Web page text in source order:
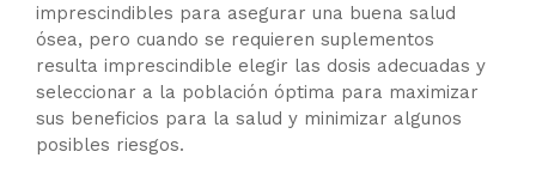
imprescindibles para asegurar una buena salud
ósea, pero cuando se requieren suplementos
resulta imprescindible elegir las dosis adecuadas y
seleccionar a la población óptima para maximizar
sus beneficios para la salud y minimizar algunos
posibles riesgos.